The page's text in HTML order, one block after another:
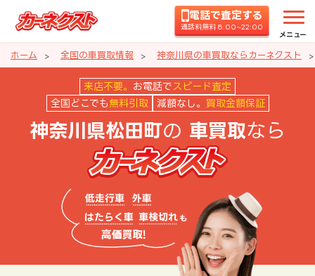
電話で査定する
通話料無料 8:00~22:00
メニュー
ホーム 全国の車買取情報 神奈川県の車買取ならカーネクスト
神奈川県松田町の車買取ならカ
来店不要。 お電話で スピード査定
全国どこでも 無料引取 減額なし。 買取金額保証
神奈川県松田町の 車買取なら